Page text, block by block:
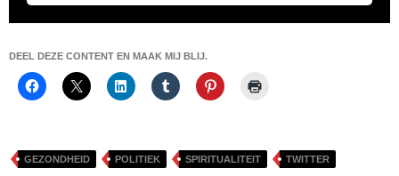
DEEL DEZE CONTENT EN MAAK MIJ BLIJ.
GEZONDHEID POLITIEK SPIRITUALITEIT TWITTER